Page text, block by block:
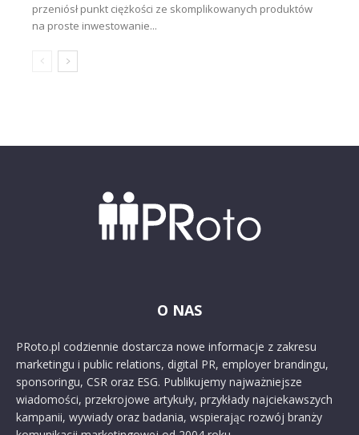
przeniósł punkt ciężkości ze skomplikowanych produktów
na proste inwestowanie...
O NAS
PRoto.pl codziennie dostarcza nowe informacje z zakresu
marketingu i public relations, digital PR, employer brandingu,
sponsoringu, CSR oraz ESG. Publikujemy najważniejsze
wiadomości, przekrojowe artykuły, przykłady najciekawszych
kampanii, wywiady oraz badania, wspierając rozwój branży